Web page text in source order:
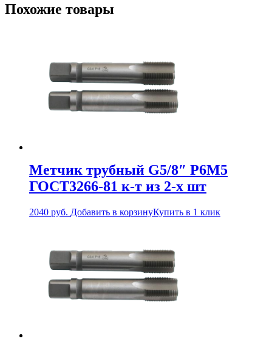
Похожие товары
Метчик трубный G5/8″ Р6М5
ГОСТ3266-81 к-т из 2-х шт
2040 руб. Добавить в корзинуКупить в 1 клик